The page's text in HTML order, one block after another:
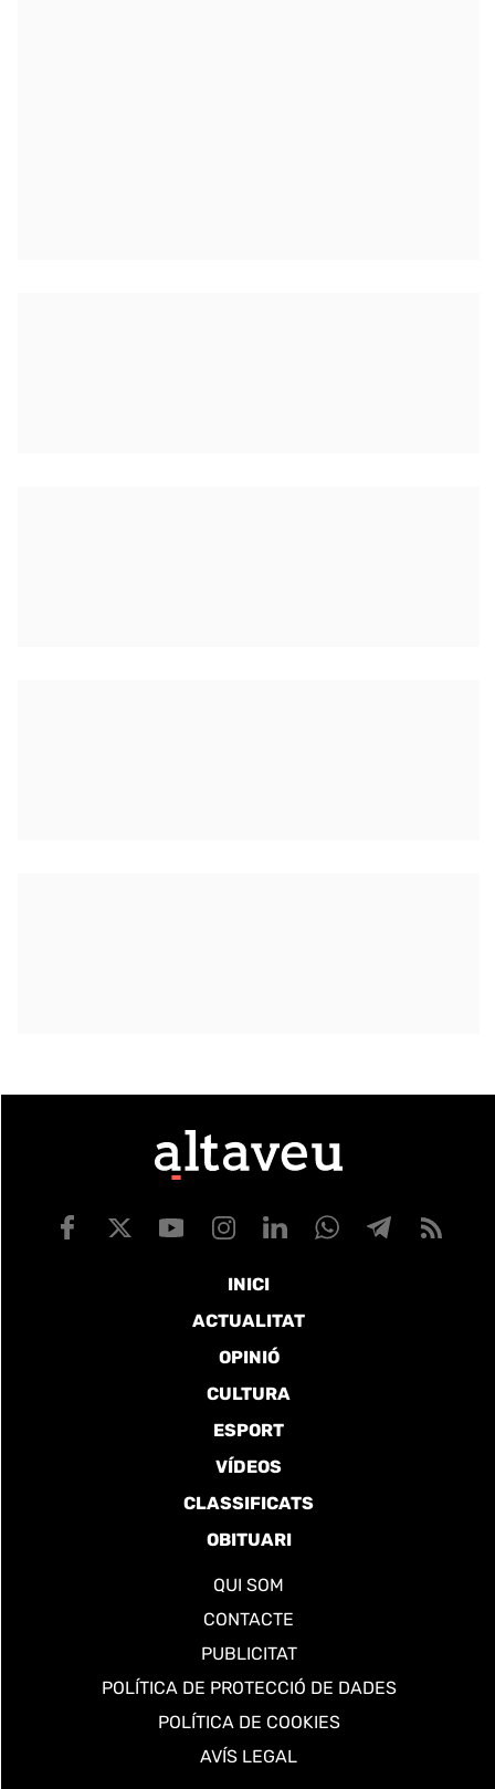
INICI
ACTUALITAT
OPINIÓ
CULTURA
ESPORT
VÍDEOS
CLASSIFICATS
OBITUARI
QUI SOM
CONTACTE
PUBLICITAT
POLÍTICA DE PROTECCIÓ DE DADES
POLÍTICA DE COOKIES
AVÍS LEGAL